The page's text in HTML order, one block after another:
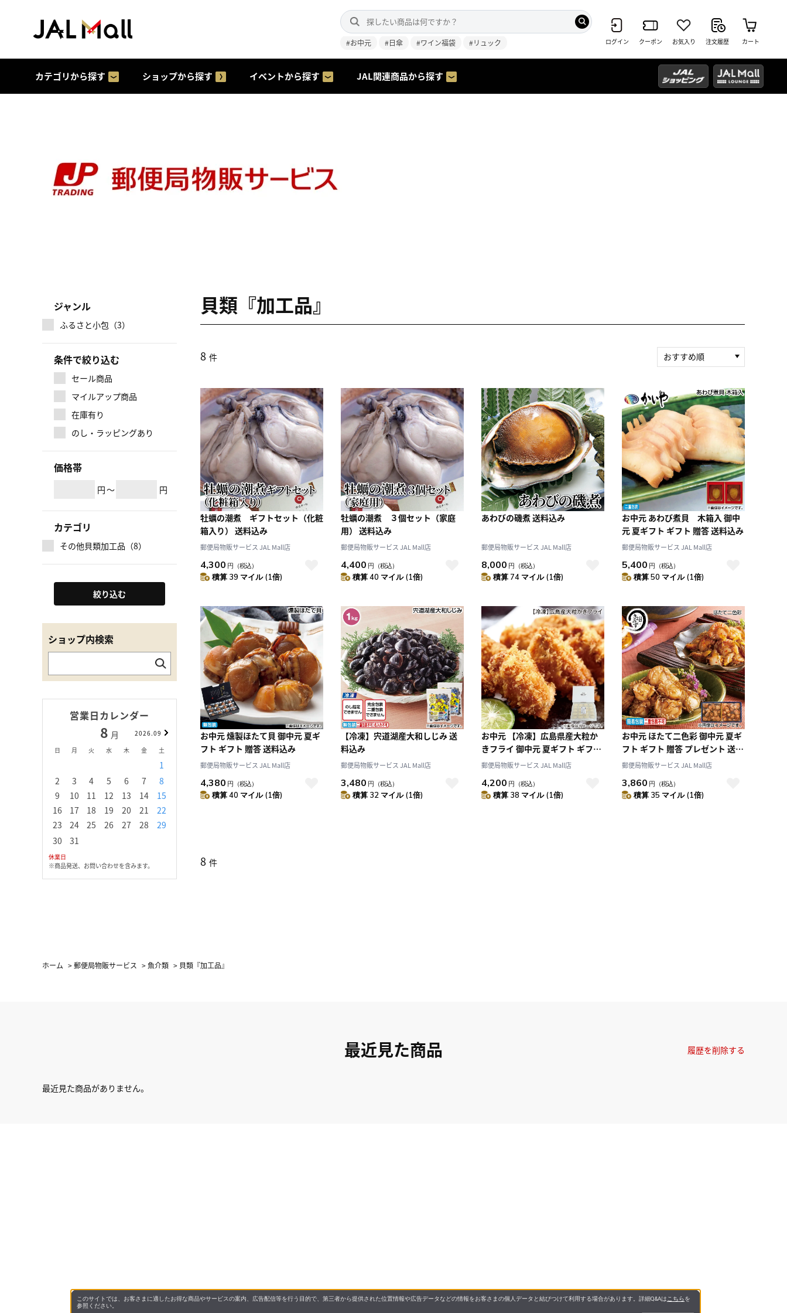
#お中元 #日傘 #ワイン福袋 #リュック ログイン クーポン お気入り 注文履歴 カート
カテゴリから探す ショップから探す イベントから探す JAL関連商品から探す
マイルアップ商品
条件で絞り込む
セール商品
在庫有り
のし・ラッピングあり
価格帯
円～ 円
カテゴリ
その他貝類加工品（8）
ジャンル
ふるさと小包（3）
絞り込む
ショップ内検索
営業日カレンダー
8 月
2026.09
日
月 火 水 木 金 土
1
2
3 4 5 6 7
8
9
10 11 12 13 14
15
16
17 18 19 20 21
22
23
24 25 26 27 28
29
30
31
9月
2026.10
月 火 水 木 金 土
1 2 3 4
7 8 9
14 15 16 17 18
10月
2026.11
月 火
1 2
3
5 6 8
12 13 14 15 16
休業日
※商品発送、お問い合わせを含みます。
貝類『加工品』
8 件
おすすめ順
積算マイル率（高い
順）
人気順
レビュー件数（多い
順）
レビュー評価（高い
順）
価格（安い順）
価格（高い順）
牡蠣の潮煮 ギフトセット（化粧
箱入り） 送料込み
郵便局物販サービス JAL Mall店
4,300 円 （税込）
積算 39 マイル (1倍)
牡蠣の潮煮 ３個セット（家庭
用） 送料込み
郵便局物販サービス JAL Mall店
4,400 円 （税込）
積算 40 マイル (1倍)
あわびの磯煮 送料込み
郵便局物販サービス JAL Mall店
8,000 円 （税込）
積算 74 マイル (1倍)
お中元 あわび煮貝 木箱入 御中
元 夏ギフト ギフト 贈答 送料込み
郵便局物販サービス JAL Mall店
5,400 円 （税込）
積算 50 マイル (1倍)
お中元 燻製ほたて貝 御中元 夏ギ
フト ギフト 贈答 送料込み
郵便局物販サービス JAL Mall店
4,380 円 （税込）
積算 40 マイル (1倍)
【冷凍】宍道湖産大和しじみ 送
料込み
郵便局物販サービス JAL Mall店
3,480 円 （税込）
積算 32 マイル (1倍)
お中元 【冷凍】広島県産大粒か
きフライ 御中元 夏ギフト ギフト
贈答 プレゼント 送料込み
郵便局物販サービス JAL Mall店
4,200 円 （税込）
積算 38 マイル (1倍)
お中元 ほたて二色彩 御中元 夏ギ
フト ギフト 贈答 プレゼント 送料
込み
郵便局物販サービス JAL Mall店
3,860 円 （税込）
積算 35 マイル (1倍)
8 件
ホーム >郵便局物販サービス >魚介類 > 貝類『加工品』
最近見た商品
最近見た商品がありません。
履歴を削除する
このサイトでは、お客さまに適したお得な商品やサービスの案内、広告配信等を行う目的で、第三者から提供された位置情報や広告データなどの情報をお客さまの個人データと結びつけて利用する場合があります。詳細Q&Aは こちらを
参照ください。